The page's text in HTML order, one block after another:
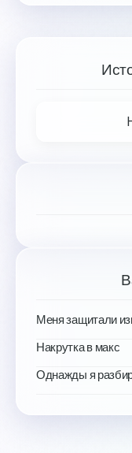
Меня защитали
Накрутка в макс
Однажды я